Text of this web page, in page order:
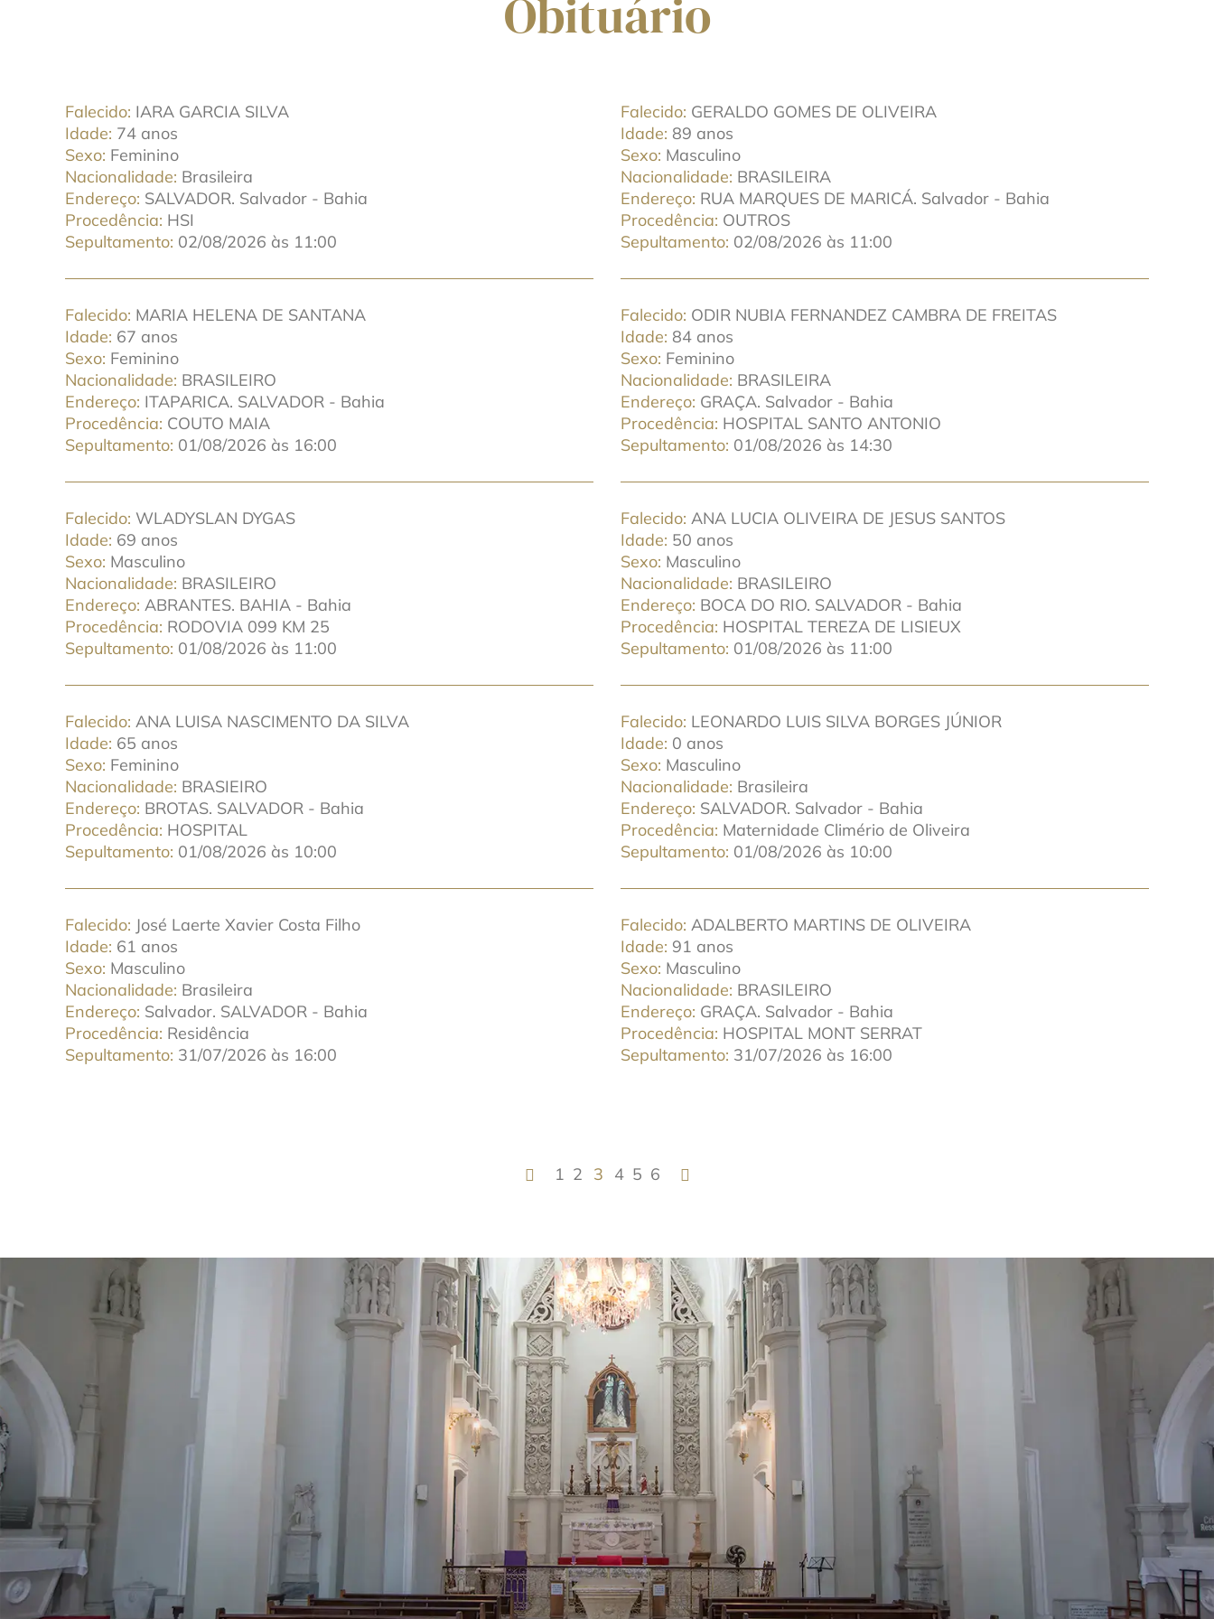
Obituário
Falecido IARA GARCIA SILVA
Idade 74 anos
Sexo Feminino
Nacionalidade Brasileira
Endereço SALVADOR. Salvador - Bahia
Procedência HSI
Sepultamento 02/08/2026 às 11:00
Falecido GERALDO GOMES DE OLIVEIRA
Idade 89 anos
Sexo Masculino
Nacionalidade BRASILEIRA
Endereço RUA MARQUES DE MARICÁ. Salvador - Bahia
Procedência OUTROS
Sepultamento 02/08/2026 às 11:00
Falecido MARIA HELENA DE SANTANA
Idade 67 anos
Sexo Feminino
Nacionalidade BRASILEIRO
Endereço ITAPARICA. SALVADOR - Bahia
Procedência COUTO MAIA
Sepultamento 01/08/2026 às 16:00
Falecido ODIR NUBIA FERNANDEZ CAMBRA DE FREITAS
Idade 84 anos
Sexo Feminino
Nacionalidade BRASILEIRA
Endereço GRAÇA. Salvador - Bahia
Procedência HOSPITAL SANTO ANTONIO
Sepultamento 01/08/2026 às 14:30
Falecido WLADYSLAN DYGAS
Idade 69 anos
Sexo Masculino
Nacionalidade BRASILEIRO
Endereço ABRANTES. BAHIA - Bahia
Procedência RODOVIA 099 KM 25
Sepultamento 01/08/2026 às 11:00
Falecido ANA LUCIA OLIVEIRA DE JESUS SANTOS
Idade 50 anos
Sexo Masculino
Nacionalidade BRASILEIRO
Endereço BOCA DO RIO. SALVADOR - Bahia
Procedência HOSPITAL TEREZA DE LISIEUX
Sepultamento 01/08/2026 às 11:00
Falecido ANA LUISA NASCIMENTO DA SILVA
Idade 65 anos
Sexo Feminino
Nacionalidade BRASIEIRO
Endereço BROTAS. SALVADOR - Bahia
Procedência HOSPITAL
Sepultamento 01/08/2026 às 10:00
Falecido LEONARDO LUIS SILVA BORGES JÚNIOR
Idade 0 anos
Sexo Masculino
Nacionalidade Brasileira
Endereço SALVADOR. Salvador - Bahia
Procedência Maternidade Climério de Oliveira
Sepultamento 01/08/2026 às 10:00
Falecido José Laerte Xavier Costa Filho
Idade 61 anos
Sexo Masculino
Nacionalidade Brasileira
Endereço Salvador. SALVADOR - Bahia
Procedência Residência
Sepultamento 31/07/2026 às 16:00
Falecido ADALBERTO MARTINS DE OLIVEIRA
Idade 91 anos
Sexo Masculino
Nacionalidade BRASILEIRO
Endereço GRAÇA. Salvador - Bahia
Procedência HOSPITAL MONT SERRAT
Sepultamento 31/07/2026 às 16:00
1 2 3 4 5 6